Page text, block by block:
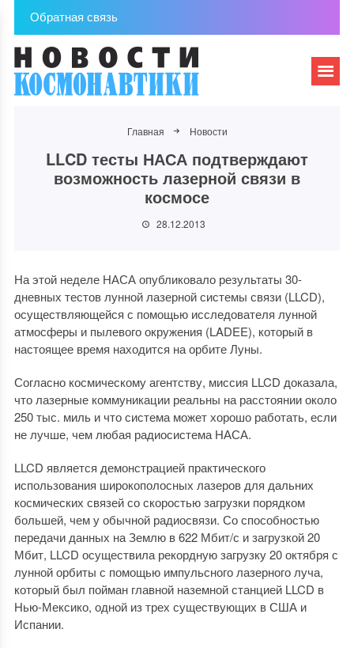
Обратная связь
Главная Новости
LLCD тесты НАСА подтверждают
возможность лазерной связи в
космосе
28.12.2013
На этой неделе НАСА опубликовало результаты 30-
дневных тестов лунной лазерной системы связи (LLCD),
осуществляющейся с помощью исследователя лунной
атмосферы и пылевого окружения (LADEE), который в
настоящее время находится на орбите Луны.
Согласно космическому агентству, миссия LLCD доказала,
что лазерные коммуникации реальны на расстоянии около
250 тыс. миль и что система может хорошо работать, если
не лучше, чем любая радиосистема НАСА.
LLCD является демонстрацией практического
использования широкополосных лазеров для дальних
космических связей со скоростью загрузки порядком
большей, чем у обычной радиосвязи. Со способностью
передачи данных на Землю в 622 Мбит/с и загрузкой 20
Мбит, LLCD осуществила рекордную загрузку 20 октября с
лунной орбиты с помощью импульсного лазерного луча,
который был пойман главной наземной станцией LLCD в
Нью-Мексико, одной из трех существующих в США и
Испании.